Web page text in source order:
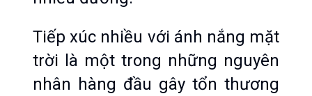
Tiếp xúc nhiều với ánh nắng mặt
trời là một trong những nguyên
nhân hàng đầu gây tổn thương